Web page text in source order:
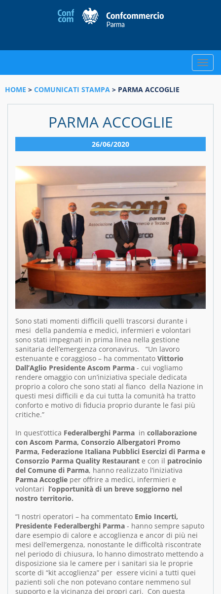
Toggle
HOME > COMUNICATI STAMPA > PARMA ACCOGLIE
PARMA ACCOGLIE
26/06/2020
Sono stati momenti difficili quelli trascorsi durante i
mesi della pandemia e medici, infermieri e volontari
sono stati impegnati in prima linea nella gestione
sanitaria dell’emergenza coronavirus. “Un lavoro
estenuante e coraggioso – ha commentato Vittorio
Dall’Aglio Presidente Ascom Parma - cui vogliamo
rendere omaggio con un’iniziativa speciale dedicata
proprio a coloro che sono stati al fianco della Nazione in
questi mesi difficili e da cui tutta la comunità ha tratto
conforto e motivo di fiducia proprio durante le fasi più
critiche.”
In quest’ottica Federalberghi Parma in collaborazione
con Ascom Parma, Consorzio Albergatori Promo
Parma, Federazione Italiana Pubblici Esercizi di Parma e
Consorzio Parma Quality Restaurant e con il patrocinio
del Comune di Parma, hanno realizzato l’iniziativa
Parma Accoglie per offrire a medici, infermieri e
volontari l’opportunità di un breve soggiorno nel
nostro territorio.
“I nostri operatori – ha commentato Emio Incerti,
Presidente Federalberghi Parma - hanno sempre saputo
dare esempio di calore e accoglienza e ancor di più nei
mesi dell’emergenza, nonostante le difficoltà riscontrate
nel periodo di chiusura, lo hanno dimostrato mettendo a
disposizione sia le camere per i sanitari sia le proprie
scorte di “kit accoglienza” per essere vicini a tutti quei
pazienti soli che non potevano contare nemmeno sul
supporto e la vicinanza dei propri cari. Con questa